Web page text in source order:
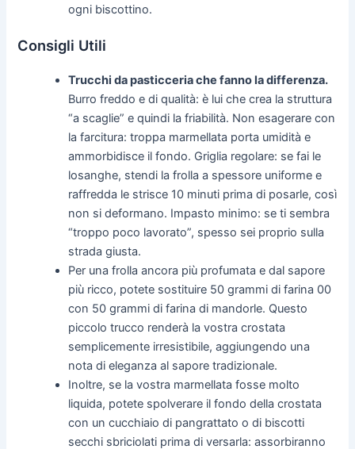
ogni biscottino.
Consigli Utili
Trucchi da pasticceria che fanno la differenza.
Burro freddo e di qualità: è lui che crea la struttura
“a scaglie” e quindi la friabilità. Non esagerare con
la farcitura: troppa marmellata porta umidità e
ammorbidisce il fondo. Griglia regolare: se fai le
losanghe, stendi la frolla a spessore uniforme e
raffredda le strisce 10 minuti prima di posarle, così
non si deformano. Impasto minimo: se ti sembra
“troppo poco lavorato”, spesso sei proprio sulla
strada giusta.
Per una frolla ancora più profumata e dal sapore
più ricco, potete sostituire 50 grammi di farina 00
con 50 grammi di farina di mandorle. Questo
piccolo trucco renderà la vostra crostata
semplicemente irresistibile, aggiungendo una
nota di eleganza al sapore tradizionale.
Inoltre, se la vostra marmellata fosse molto
liquida, potete spolverare il fondo della crostata
con un cucchiaio di pangrattato o di biscotti
secchi sbriciolati prima di versarla: assorbiranno